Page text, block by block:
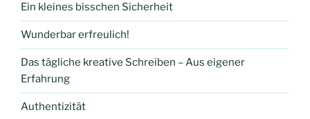
Ein kleines bisschen Sicherheit
Wunderbar erfreulich!
Das tägliche kreative Schreiben – Aus eigener
Erfahrung
Authentizität